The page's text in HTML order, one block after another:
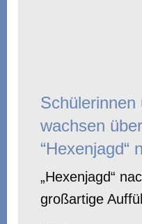
Schülerinnen
wachsen
“Hexenjagd“
„Hexenjagd“
großartige